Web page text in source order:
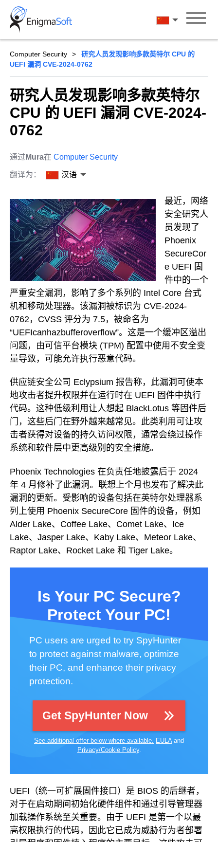
Skip
content
汉语
Computer Security
研究人员发现影响多款英特尔 CPU 的
UEFI 漏洞 CVE-2024-0762
研究人员发现影响多款英特尔
CPU 的 UEFI 漏洞 CVE-2024-
0762
通过 Mura在 Computer Security
翻译为： 汉语
最近，网络
安全研究人
员发现了
Phoenix
SecureCor
e UEFI 固
件中的一个
严重安全漏洞，影响了多个系列的 Intel Core 台式
机和移动处理器。该漏洞被标识为 CVE-2024-
0762，CVSS 评分为 7.5，被命名为
“UEFIcanhazbufferoverflow”。这是一个缓冲区溢出
问题，由可信平台模块 (TPM) 配置中使用不安全变
量导致，可能允许执行恶意代码。
供应链安全公司 Eclypsium 报告称，此漏洞可使本
地攻击者提升权限并在运行时在 UEFI 固件中执行
代码。这种低级利用让人想起 BlackLotus 等固件后
门，这些后门在野外越来越常见。此类利用可让攻
击者获得对设备的持久访问权限，通常会绕过操作
系统和软件层中更高级别的安全措施。
Phoenix Technologies 在负责任地披露后于 2024
年 4 月修补了此漏洞。联想上个月也发布了解决此
漏洞的更新。受影响的设备包括在英特尔处理器系
列上使用 Phoenix SecureCore 固件的设备，例如
Alder Lake、Coffee Lake、Comet Lake、Ice
Lake、Jasper Lake、Kaby Lake、Meteor Lake、
Raptor Lake、Rocket Lake 和 Tiger Lake。
Is Your PC Secure?
Protect Your PC!
PC users are urged to try SpyHunter
to protect against malware, optimize
their PC, and enhance their privacy
protection.
Get SpyHunter Now
See additional offer below where available. EULAand
Privacy/Cookie Policy.
UEFI（统一可扩展固件接口）是 BIOS 的后继者，
对于在启动期间初始化硬件组件和通过引导管理器
加载操作系统至关重要。由于 UEFI 是第一个以最
高权限执行的代码，因此它已成为威胁行为者部署